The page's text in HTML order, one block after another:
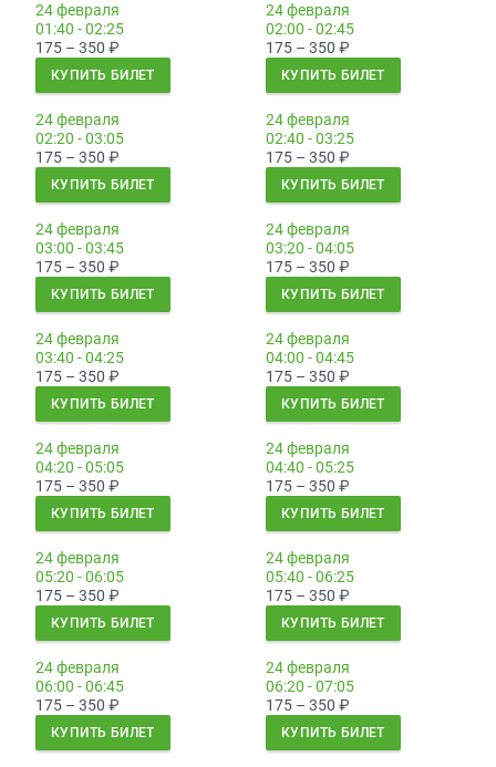
24 февраля
01:40 - 02:25
175 – 350 ₽
КУПИТЬ БИЛЕТ
24 февраля
02:00 - 02:45
175 – 350 ₽
КУПИТЬ БИЛЕТ
24 февраля
02:20 - 03:05
175 – 350 ₽
КУПИТЬ БИЛЕТ
24 февраля
02:40 - 03:25
175 – 350 ₽
КУПИТЬ БИЛЕТ
24 февраля
03:00 - 03:45
175 – 350 ₽
КУПИТЬ БИЛЕТ
24 февраля
03:20 - 04:05
175 – 350 ₽
КУПИТЬ БИЛЕТ
24 февраля
03:40 - 04:25
175 – 350 ₽
КУПИТЬ БИЛЕТ
24 февраля
04:00 - 04:45
175 – 350 ₽
КУПИТЬ БИЛЕТ
24 февраля
04:20 - 05:05
175 – 350 ₽
КУПИТЬ БИЛЕТ
24 февраля
04:40 - 05:25
175 – 350 ₽
КУПИТЬ БИЛЕТ
24 февраля
05:20 - 06:05
175 – 350 ₽
КУПИТЬ БИЛЕТ
24 февраля
05:40 - 06:25
175 – 350 ₽
КУПИТЬ БИЛЕТ
24 февраля
06:00 - 06:45
175 – 350 ₽
КУПИТЬ БИЛЕТ
24 февраля
06:20 - 07:05
175 – 350 ₽
КУПИТЬ БИЛЕТ